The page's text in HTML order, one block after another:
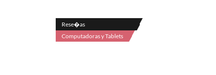
Rese�as
Computadoras y Tablets